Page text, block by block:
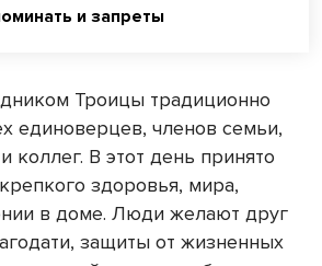
и запреты
Троицы традиционно
единоверцев, членов семьи,
коллег. В этот день принято
здоровья, мира,
в доме. Люди желают друг
защиты от жизненных